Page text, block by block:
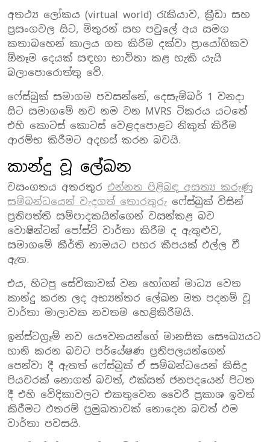
අතථ්‍ය ලෝකය (virtual world) රැකියාව, ක්‍රීඩා සහ
ප්‍රසංගවල සිට, මිතුරන් සහ පවුලේ අය සමග
කතාබහෙන් කාලය ගත කිරීම දක්වා ප්‍රායෝගිකව
ඕනෑම දෙයක් සඳහා භාවිතා කළ හැකි යැයි
බලාපොරොත්තු වේ.
ෆේස්බුක් සමාගම පවසන්නේ, දෙසැම්බර් 1 වනදා
සිට සමාගමේ නව නම වන MVRS ටිකරය යටතේ
එහි කොටස් කොටස් වෙළදපොළට නිකුත් කිරීම
ආරම්භ කිරීමට අදහස් කරන බවයි.
කාන්දු වූ ලේඛන
වසංගතය අතරතුර එන්නත පිළිබඳ අසත්‍ය කරුණු
සම්බන්ධයෙන් වැදගත් තොරතුරු ෆේස්බුක් විසින්
ප්‍රතිපත්ති සම්පාදකයින්ගෙන් වසන්කළ බව
වොෂින්ටන් පෝස්ට් වාර්තා කිරීම ද ඇතුළුව,
සමාගමේ කීර්ති නාමයට පහර කීපයක් එල්ල වී
ඇත.
එය, හිටපු සේවිකාවක් වන හෝගන් මාධ්‍ය වෙත
කාන්දු කරන ලද අභ්‍යන්තර ලේඛන මත පදනම් වූ
වාර්තා මාලාවක නවතම හෙළිකිරීමයි.
ඉන්ස්ටග්‍රෑම් නව යෞවනයන්ගේ මානසික සෞඛ්‍යයට
හානි කරන බවට පර්යේෂණ ප්‍රතිපලයන්ගෙන්
පෙන්වා දී ඇතත් ෆේස්බුක් ඒ සම්බන්ධයෙන් කිසිදු
පියවරක් නොගත් බවත්, එක්සත් ජනපදයෙන් පිටත
දී එහි වේදිකාවලට එකතුවෙන වෛරී ප්‍රකාශ ඉවත්
කිරීමට එතරම් ප්‍රමුඛතාවක් නොදෙන බවත් එම
වාර්තා පවසයි.